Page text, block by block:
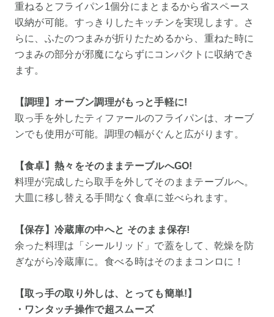
重ねるとフライパン1個分にまとまるから省スペース
収納が可能。すっきりしたキッチンを実現します。さ
らに、ふたのつまみが折りたためるから、重ねた時に
つまみの部分が邪魔にならずにコンパクトに収納でき
ます。
【調理】オーブン調理がもっと手軽に!
取っ手を外したティファールのフライパンは、オーブ
ンでも使用が可能。調理の幅がぐんと広がります。
【食卓】熱々をそのままテーブルへGO!
料理が完成したら取手を外してそのままテーブルへ。
大皿に移し替える手間なく食卓に並べられます。
【保存】冷蔵庫の中へと そのまま保存!
余った料理は「シールリッド」で蓋をして、乾燥を防
ぎながら冷蔵庫に。食べる時はそのままコンロに！
【取っ手の取り外しは、とっても簡単!】
・ワンタッチ操作で超スムーズ